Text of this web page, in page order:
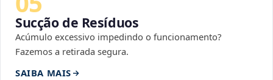
Sucção de Resíduos
Acúmulo excessivo impedindo o funcionamento?
Fazemos a retirada segura.
SAIBA MAIS